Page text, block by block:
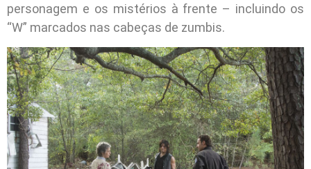
personagem e os mistérios à frente – incluindo os
“W” marcados nas cabeças de zumbis.